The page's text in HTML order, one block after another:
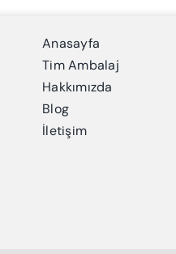
Anasayfa
Tim Ambalaj
Hakkımızda
Blog
İletişim